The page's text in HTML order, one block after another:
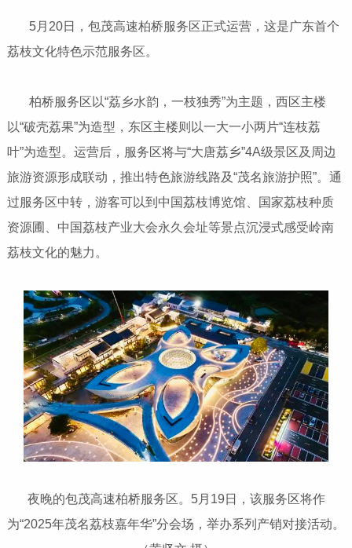
5月20日，包茂高速柏桥服务区正式运营，这是广东首个
荔枝文化特色示范服务区。
柏桥服务区以“荔乡水韵，一枝独秀”为主题，西区主楼
以“破壳荔果”为造型，东区主楼则以一大一小两片“连枝荔
叶”为造型。运营后，服务区将与“大唐荔乡”4A级景区及周边
旅游资源形成联动，推出特色旅游线路及“茂名旅游护照”。通
过服务区中转，游客可以到中国荔枝博览馆、国家荔枝种质
资源圃、中国荔枝产业大会永久会址等景点沉浸式感受岭南
荔枝文化的魅力。
夜晚的包茂高速柏桥服务区。5月19日，该服务区将作
为“2025年茂名荔枝嘉年华”分会场，举办系列产销对接活动。